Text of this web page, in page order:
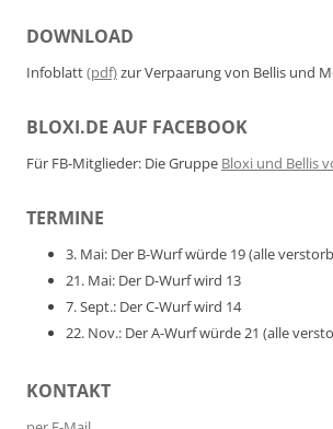
DOWNLOAD
Infoblatt(pdf)zur Verpaarung von Bellis und
BLOXI.DE AUF FACEBOOK
Für FB-Mitglieder: Die Gruppe Bloxi und Bellis
TERMINE
3. Mai: Der B-Wurf würde 19 (alle
21. Mai: Der D-Wurf wird 13
7. Sept.: Der C-Wurf wird 14
22. Nov.: Der A-Wurf würde 21 (alle
KONTAKT